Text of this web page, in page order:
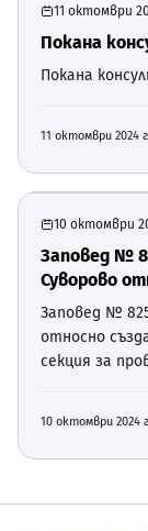
11 октомври
Покана
Покана
11 октомври 2024 г.
10 октомври
Заповед №
Суворово
за Народно
Заповед №
относно
секция за
10 октомври 2024